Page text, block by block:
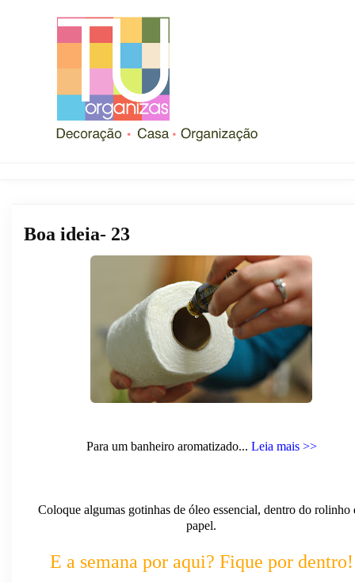
Boa ideia- 23
Para um banheiro aromatizado... Leia mais >>
Coloque algumas gotinhas de óleo essencial, dentro do rolinho
papel.
E a semana por aqui? Fique por dentro!